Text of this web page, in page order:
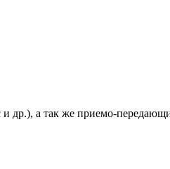
др.), а так же приемо-